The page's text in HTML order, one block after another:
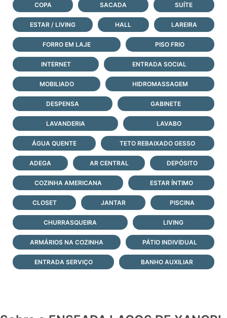
COPA SACADA SUÍTE
ESTAR / LIVING HALL LAREIRA
FORRO EM LAJE PISO FRIO
INTERNET ENTRADA SOCIAL
MOBILIADO HIDROMASSAGEM
DESPENSA GABINETE
LAVANDERIA LAVABO
ÁGUA QUENTE TETO REBAIXADO GESSO
ADEGA AR CENTRAL DEPÓSITO
COZINHA AMERICANA ESTAR ÍNTIMO
CLOSET JANTAR PISCINA
CHURRASQUEIRA LIVING
ARMÁRIOS NA COZINHA PÁTIO INDIVIDUAL
ENTRADA SERVIÇO BANHO AUXILIAR